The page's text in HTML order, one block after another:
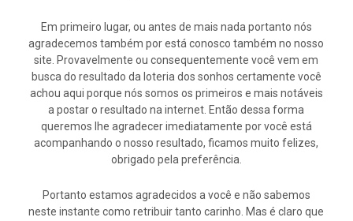
Em primeiro lugar, ou antes de mais nada portanto nós
agradecemos também por está conosco também no nosso
site. Provavelmente ou consequentemente você vem em
busca do resultado da loteria dos sonhos certamente você
achou aqui porque nós somos os primeiros e mais notáveis
a postar o resultado na internet. Então dessa forma
queremos lhe agradecer imediatamente por você está
acompanhando o nosso resultado, ficamos muito felizes,
obrigado pela preferência.
Portanto estamos agradecidos a você e não sabemos
neste instante como retribuir tanto carinho. Mas é claro que